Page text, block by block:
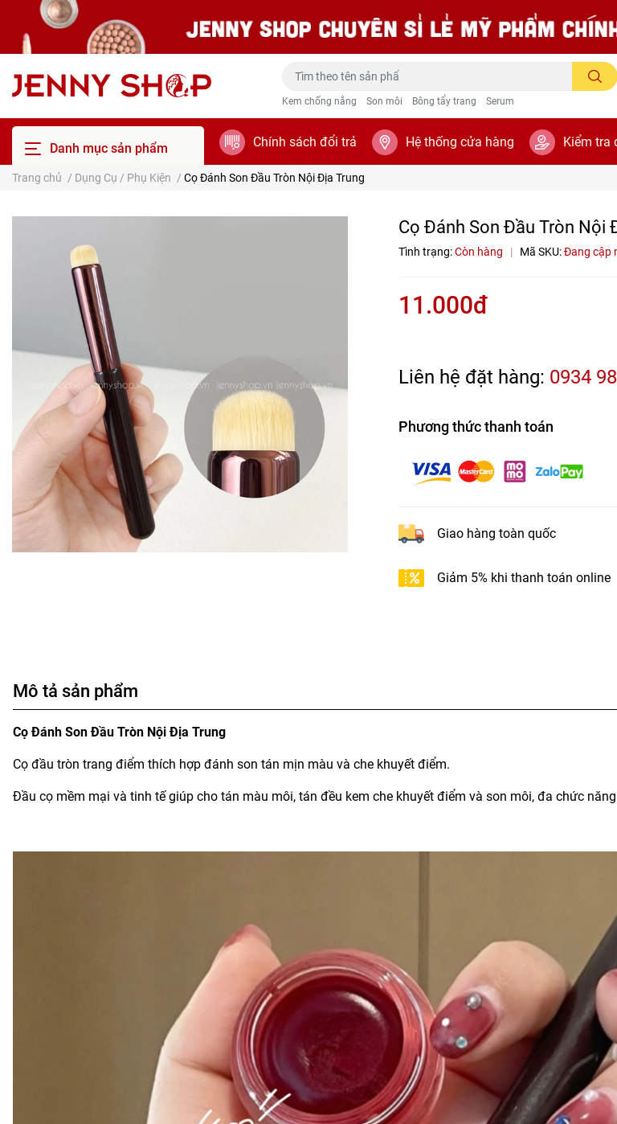
Kem chống nắng Son môi Bông tẩy trang Serum
Danh mục sản phẩm Chính sách đổi trả Hệ thống cửa hàng Kiểm tra
Trang chủ / Dụng Cụ / Phụ Kiện / Cọ Đánh Son Đầu Tròn Nội Địa Trung
Cọ Đánh Son Đầu Tròn Nội
Tình trạng:Còn hàng | Mã SKU:Đang cập
11.000đ
Liên hệ đặt hàng: 0934
Phương thức thanh toán
Giao hàng toàn quốc
Giảm 5% khi thanh toán online
Mô tả sản phẩm
Cọ Đánh Son Đầu Tròn Nội Địa Trung
Cọ đầu tròn trang điểm thích hợp đánh son tán mịn màu và che khuyết điểm.
Đầu cọ mềm mại và tinh tế giúp cho tán màu môi, tán đều kem che khuyết điểm và son môi, đa chức